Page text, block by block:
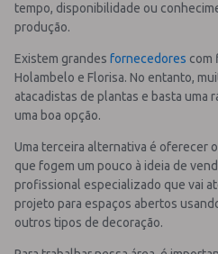
tempo, disponibilidade ou
produção.
Existem grandes fornecedores com
Holambelo e Florisa. No entanto,
atacadistas de plantas e basta uma
uma boa opção.
Uma terceira alternativa é oferecer
que fogem um pouco à ideia de
profissional especializado que vai
projeto para espaços abertos
outros tipos de decoração.